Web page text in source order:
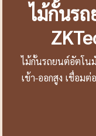
ไม้กั้นร
ไม้กั้นรถยนต์อัตโน
เข้า-ออกสูง เชื่อมต่